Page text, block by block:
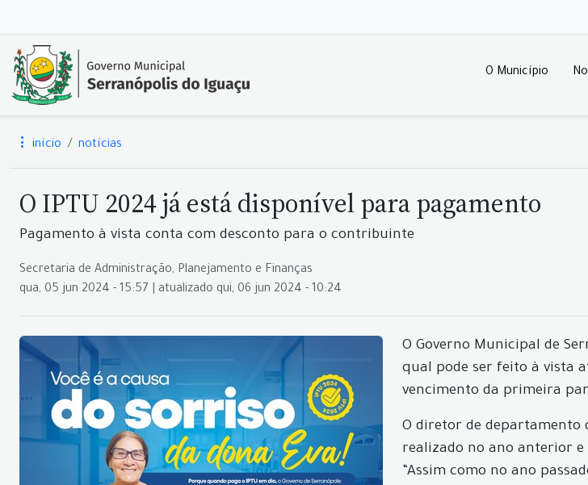
O Município
início notícias
O IPTU 2024 já está disponível para pagamento
Pagamento à vista conta com desconto para o contribuinte
Secretaria de Administração, Planejamento e Finanças
qua, 05 jun 2024 - 15:57 | atualizado qui, 06 jun 2024 - 10:24
O Governo Municipal de
qual pode ser feito à vista
vencimento da primeira
O diretor de departamento
realizado no ano anterior
“Assim como no ano